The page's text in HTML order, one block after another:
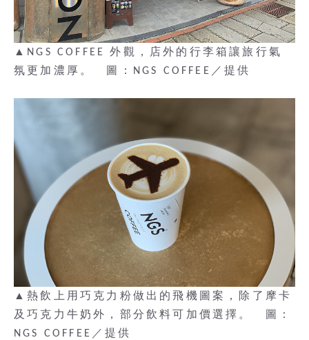
▲NGS COFFEE 外觀，店外的行李箱讓旅行氣
氛更加濃厚。 圖：NGS COFFEE／提供
▲熱飲上用巧克力粉做出的飛機圖案，除了摩卡
及巧克力牛奶外，部分飲料可加價選擇。 圖：
NGS COFFEE／提供